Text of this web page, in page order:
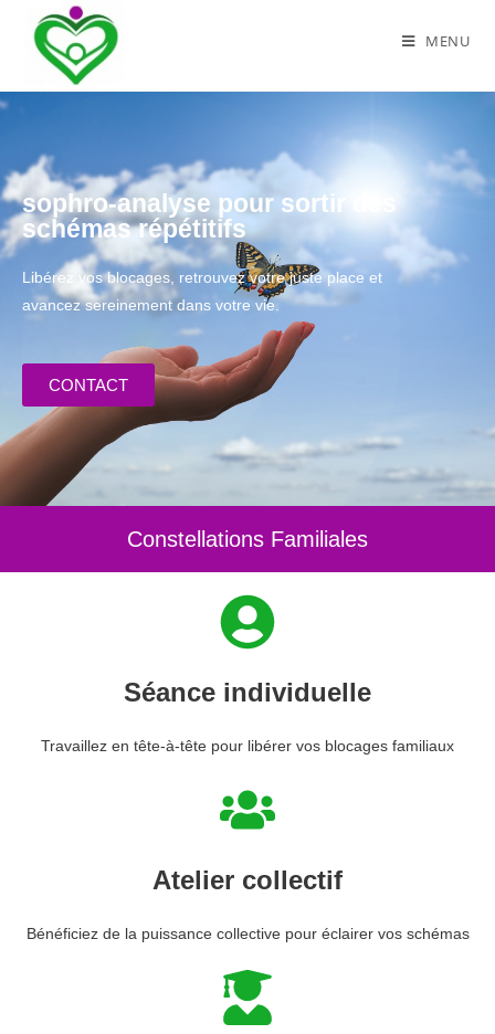
MENU
sophro-analyse pour sortir des
schémas répétitifs
Libérez vos blocages, retrouvez votre juste place et
avancez sereinement dans votre vie.
CONTACT
Constellations Familiales
Séance individuelle
Travaillez en tête-à-tête pour libérer vos blocages familiaux
Atelier collectif
Bénéficiez de la puissance collective pour éclairer vos schémas